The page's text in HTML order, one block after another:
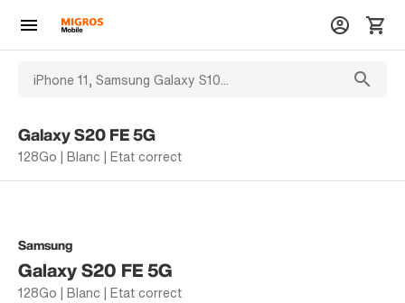
Galaxy S20 FE 5G
128Go | Blanc | Etat correct
Samsung
Galaxy S20 FE 5G
128Go | Blanc | Etat correct